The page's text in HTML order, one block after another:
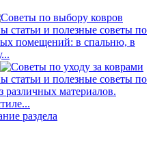
статьи и полезные советы по
помещений: в спальню, в
статьи и полезные советы по
различных материалов.
раздела